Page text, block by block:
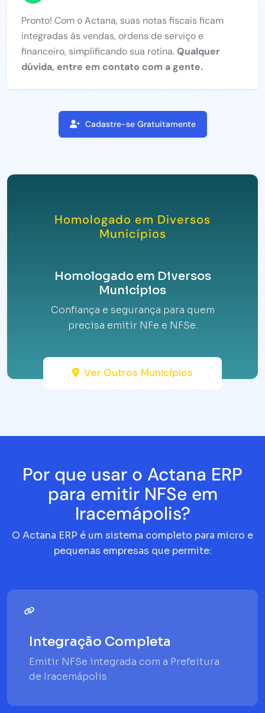
Pronto! Com o Actana, suas notas fiscais ficam
integradas às vendas, ordens de serviço e
financeiro, simplificando sua rotina.Qualquer
dúvida, entre em contato com a gente.
Cadastre-se Gratuitamente
Homologado em Diversos
Municípios
Homologado em Diversos
Municípios
Confiança e segurança para quem
precisa emitir NFe e NFSe.
Ver Outros Municípios
Por que usar o Actana ERP
para emitir NFSe em
Iracemápolis?
O Actana ERP é um sistema completo para micro e
pequenas empresas que permite:
Integração Completa
Emitir NFSe integrada com a Prefeitura
de Iracemápolis